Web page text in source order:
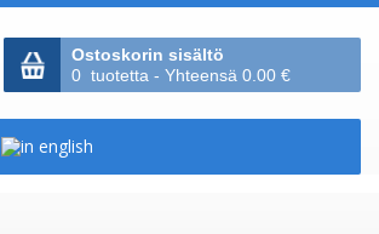
Ostoskorin sisältö
0 tuotetta - Yhteensä 0.00 €